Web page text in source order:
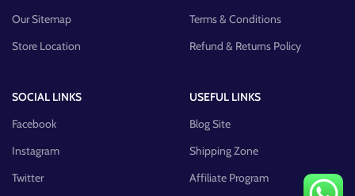
Our Sitemap
Store Location
Terms & Conditions
Refund & Returns Policy
SOCIAL LINKS
Facebook
Instagram
Twitter
USEFUL LINKS
Blog Site
Shipping Zone
Affiliate Program